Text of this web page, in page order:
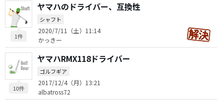
1件
ヤマハのドライバー、互換性
シャフト
2020/7/11（土）11:14
かっきー
10件
ヤマハRMX118ドライバー
ゴルフギア
2017/12/4（月）13:21
albatross72